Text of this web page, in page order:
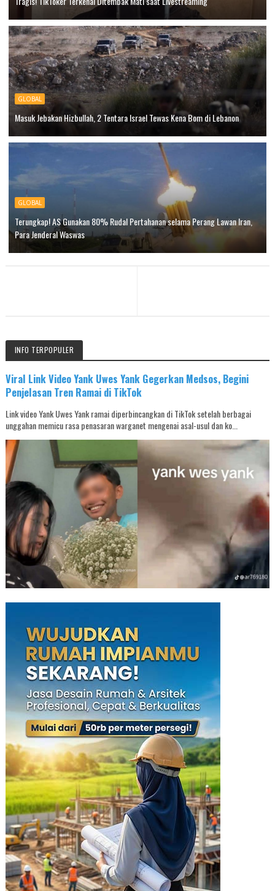
GLOBAL
Masuk Jebakan Hizbullah, 2 Tentara Israel Tewas Kena Bom di Lebanon
GLOBAL
Terungkap! AS Gunakan 80% Rudal Pertahanan selama Perang Lawan Iran,
Para Jenderal Waswas
INFO TERPOPULER
Viral Link Video Yank Uwes Yank Gegerkan Medsos, Begini
Penjelasan Tren Ramai di TikTok
Link video Yank Uwes Yank ramai diperbincangkan di TikTok setelah berbagai
unggahan memicu rasa penasaran warganet mengenai asal-usul dan ko...